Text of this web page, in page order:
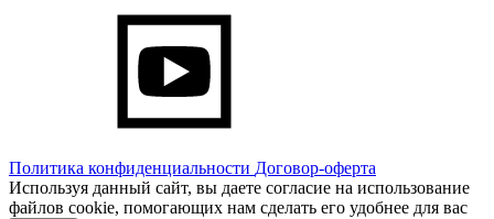
Политика конфиденциальности Договор-оферта
Используя данный сайт, вы даете согласие на использование
файлов cookie, помогающих нам сделать его удобнее для вас